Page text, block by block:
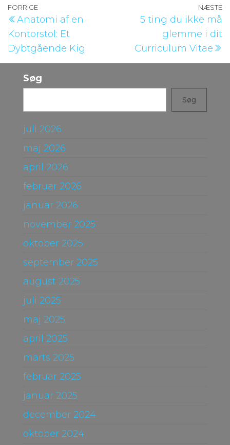
Indlægsnavigation
Forrige
indlæg
FORRIGE
Anatomi af en
Kontorstol: Et
Dybtgående Kig
NÆSTE
5 ting du ikke må
glemme i dit
Curriculum Vitae
Søg
Søg
juli 2026
maj 2026
april 2026
februar 2026
januar 2026
november 2025
oktober 2025
september 2025
august 2025
juli 2025
maj 2025
april 2025
marts 2025
februar 2025
januar 2025
december 2024
oktober 2024